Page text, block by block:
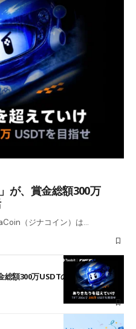
が、賞金総額300万
（ジナコイン）は…
額300万USDTのレースとして復